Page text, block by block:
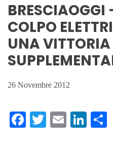
BRESCIAOGGI
COLPO
UNA VITTORIA
26 Novembre 2012
Facebook
Twitter
Email